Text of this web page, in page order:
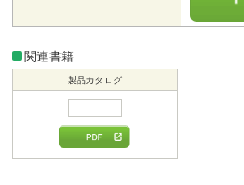
関連書籍
製品カタログ